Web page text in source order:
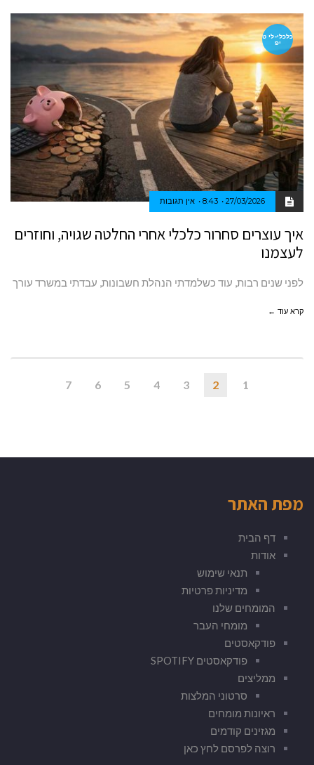
כלכלי-לי ט
יפ
27/03/2026
8:43 אין תגובות
איך עוצרים סחרור כלכלי אחרי החלטה שגויה, וחוזרים
לעצמנו
לפני שנים רבות, עוד כשלמדתי הנהלת חשבונות, עבדתי במשרד עורך
קרא עוד ←
1
2
3
4
5
6
7
מפת האתר
דף הבית
אודות
תנאי שימוש
מדיניות פרטיות
המומחים שלנו
מומחי העבר
פודקאסטים
פודקאסטים SPOTIFY
ממליצים
סרטוני המלצות
ראיונות מומחים
מגזינים קודמים
רוצה לפרסם לחץ כאן